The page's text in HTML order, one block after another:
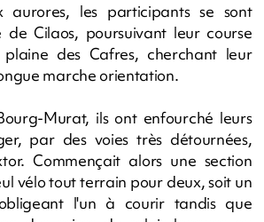
aurores, les participants se sont
Cilaos, poursuivant leur course
des Cafres, cherchant leur
marche orientation.
Murat, ils ont enfourché leurs
par des voies très détournées,
Commençait alors une section
vélo tout terrain pour deux, soit un
l'un à courir tandis que